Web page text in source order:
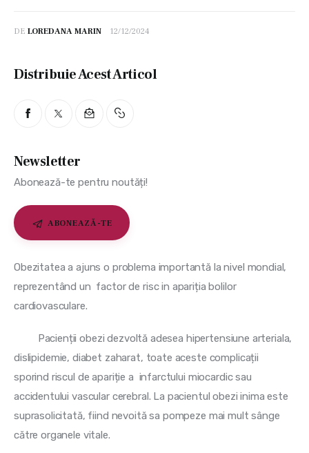
DE LOREDANA MARIN 12/12/2024
Distribuie Acest Articol
Newsletter
Abonează-te pentru noutăți!
ABONEAZĂ-TE
Obezitatea a ajuns o problema importantă la nivel mondial,
reprezentând un  factor de risc in apariția bolilor
cardiovasculare.
Pacienții obezi dezvoltă adesea hipertensiune arteriala,
dislipidemie, diabet zaharat, toate aceste complicații
sporind riscul de apariție a  infarctului miocardic sau
accidentului vascular cerebral. La pacientul obezi inima este
suprasolicitată, fiind nevoită sa pompeze mai mult sânge
către organele vitale.